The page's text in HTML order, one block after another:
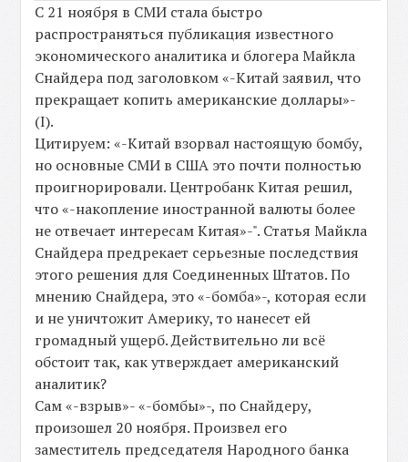
С 21 ноября в СМИ стала быстро
распространяться публикация известного
экономического аналитика и блогера Майкла
Снайдера под заголовком «-Китай заявил, что
прекращает копить американские доллары»-
(I).
Цитируем: «-Китай взорвал настоящую бомбу,
но основные СМИ в США это почти полностью
проигнорировали. Центробанк Китая решил,
что «-накопление иностранной валюты более
не отвечает интересам Китая»-". Статья Майкла
Снайдера предрекает серьезные последствия
этого решения для Соединенных Штатов. По
мнению Снайдера, это «-бомба»-, которая если
и не уничтожит Америку, то нанесет ей
громадный ущерб. Действительно ли всё
обстоит так, как утверждает американский
аналитик?
Сам «-взрыв»- «-бомбы»-, по Снайдеру,
произошел 20 ноября. Произвел его
заместитель председателя Народного банка